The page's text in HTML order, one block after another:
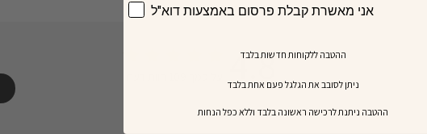
4.8
אני מאשרת קבלת פרסום באמצעות דוא"ל
ההטבה ללקוחות חדשות בלבד
ניתן לסובב את הגלגל פעם אחת בלבד
​ההטבה ניתנת לרכישה ראשונה בלבד וללא כפל הנחות